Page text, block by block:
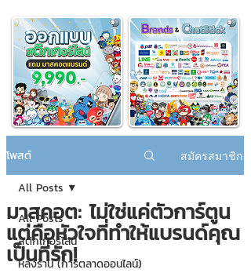
โพสต์ สมัครสมาชิก
All Posts
สติกเกอร์ไลน์
หลังร้าน (การตลาดออนไลน์)
All Posts
มาสคอต: ไม่ใช่แค่ตัวการ์ตูน
แต่คือหัวใจที่ทำให้แบรนด์คุณ
เป็นที่รัก!